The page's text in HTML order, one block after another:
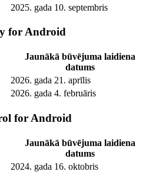
2025. gada 10. septembris
for Android
Jaunākā būvējuma laidiena
datums
2026. gada 21. aprīlis
2026. gada 4. februāris
for Android
Jaunākā būvējuma laidiena
datums
2024. gada 16. oktobris